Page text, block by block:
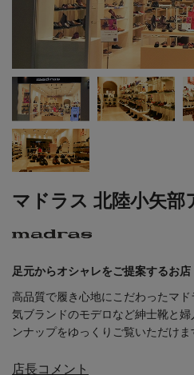
マドラス 北陸小矢部
足元からオシャレをご提案するお店
高品質で履き心地にこだわったマ
気ブランドのモデロなど紳士靴と
ンナップをゆっくりご覧いただけま
店長コメント